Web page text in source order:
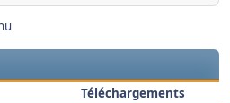
Téléchargements